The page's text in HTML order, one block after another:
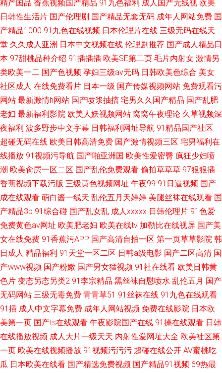
精产国品 香蕉视频国产精品 91九色福利 成人国产无线视 欧美
日韩性生活片 国产伦理剧 国产精品无套无码 成年人网站免费 国
产精品1000 91九色在线视频 日本伦理片在线 三级无码在线天
堂 久久成人亚洲 日本中文视频在线 伦理剧推荐 国产成人精品日
本 97甜桃品种介绍 91插插插 欧美SE第二页 毛片内射女 激情另
类欧美一二 国产色视频 孕妇三级av无码 日韩欧美色综合 美女
社区成人 在线免费看片 日本一级 国产传媒视频网站 免费观看污
网站 最新激情h网站 国产喷浆抽搐 宅男久久国产精品 国产乱肥
老妇 最新福利影院 欧美人妖视频网站 窝窝午夜理论 久草视频深
夜福利 波多野步中文字幕 日韩福利网址导航 91精品国产社区
超碰无码在线 欧美日韩高清免费 国产激情视频三区 宅男福利在
线播放 91视频污导航 国产啪亚洲国 欧美性爱密臀 疯狂少妇喷
潮 欧美肏屄一区二区 国产乱伦免费观看 偷拍草草草 97狠狠插
香蕉视频下载污版 三级黄色视频网址 午夜99 91日逼视频 国产
成在线观看 萌白酱一线天 乱伦五月天婷婷 美腿丝袜在线观看 国
产精品3p 91综合碰 国产乱女乱 成人xxxxx 日韩伦理片 91色爱
免费黄色av网址 欧美肥老妇 欧美在线tv 加勒比在线视屏 国产美
女在线免费 91香蕉污APP 国产高清自拍一区 第一页草草影院 韩
日成人 精品福利 91天堂一区二区 日韩a级电影 国产二区高清 国
产www视频 国产粉嫩 国产男女猛视频 91社在线看 欧美日韩黄
色片 变态另态另类2 91李宗精品 黑丝袜自慰喷水 乱伦五月 国产
无码网站 三级无毒免费 青青草51 91丝袜在线 91九色在线观看
91插 成人中文字幕免费 成年人网站视频 免费在线影院 日本欧
美第一页 国产ts在线观看 午夜影院国产在线 91操在线观看 日韩
在线播放视频 成人大片一级天天 内射性爱网址大全 欧美社区第
一页 欧美在线视频播放 91视频污污污 超碰在线公开 AV蜜桃吃
瓜 日本欧美在线看 国产精选免费视频 国产精品91视频 69热最